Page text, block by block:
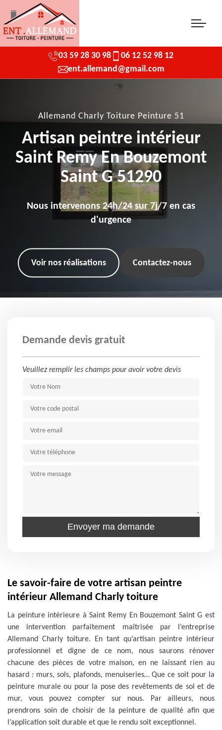
03 59 28 30 98
06 12 52 98 12
ent.allemand@gmail.com
Allemand Charly Toiture Peinture 51
Artisan peintre intérieur
Saint Remy En Bouzemont
Saint G 51290
Nous intervenons 24h/24 sur 7j/7 en cas
d'urgence
Voir nos réalisations Contactez-nous
Demande devis gratuit
Veuillez remplir les champs pour avoir votre devis
Le savoir-faire de votre artisan peintre
intérieur Allemand Charly toiture
La peinture intérieure à Saint Remy En Bouzemont Saint G est
une intervention parfaitement maîtrisée par l’entreprise
Allemand Charly toiture. En tant qu’artisan peintre intérieur
professionnel et digne de ce nom, nous saurons rénover
chacune des pièces de votre maison, en ne laissant rien au
hasard : murs, sols, plafonds, menuiseries… Que ce soit pour la
peinture murale ou pour la pose des revêtements de sol et de
mur, vous pouvez compter sur nous. Par ailleurs, nous
prendrons soin de choisir de la peinture de qualité afin que
l’application soit durable et que le rendu soit exceptionnel.